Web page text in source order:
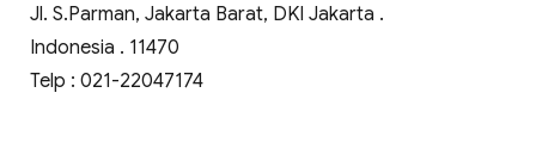
Jl. S.Parman, Jakarta Barat, DKI Jakarta .
Indonesia . 11470
Telp : 021-22047174